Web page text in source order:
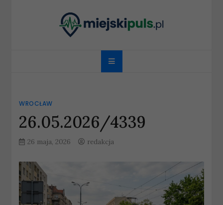
miejskipuls.pl
WROCŁAW
26.05.2026/4339
26 maja, 2026 redakcja